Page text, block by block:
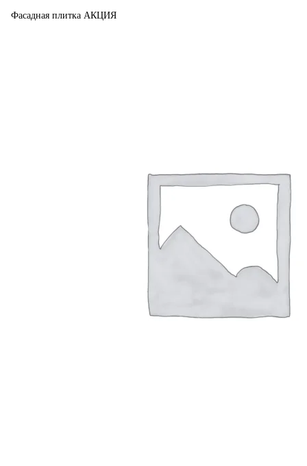
Фасадная плитка АКЦИЯ